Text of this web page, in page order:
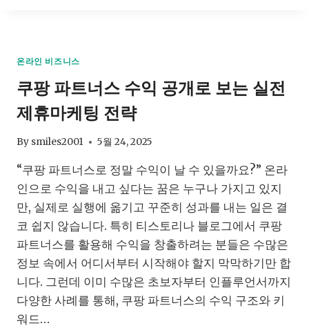
최
적
화
티
토
리
로
온
라
인
기
회
잡
온라인 비즈니스
쿠팡 파트너스 수익 공개로 보는 실전
제휴마케팅 전략
By smiles2001 5월 24, 2025
“쿠팡 파트너스로 정말 수익이 날 수 있을까요?” 온라
인으로 수익을 내고 싶다는 꿈은 누구나 가지고 있지
만, 실제로 실행에 옮기고 꾸준히 성과를 내는 일은 결
코 쉽지 않습니다. 특히 티스토리나 블로그에서 쿠팡
파트너스를 활용해 수익을 창출하려는 분들은 수많은
정보 속에서 어디서부터 시작해야 할지 막막하기만 합
니다. 그런데 이미 수많은 초보자부터 인플루언서까지
다양한 사례를 통해, 쿠팡 파트너스의 수익 구조와 키
워드…